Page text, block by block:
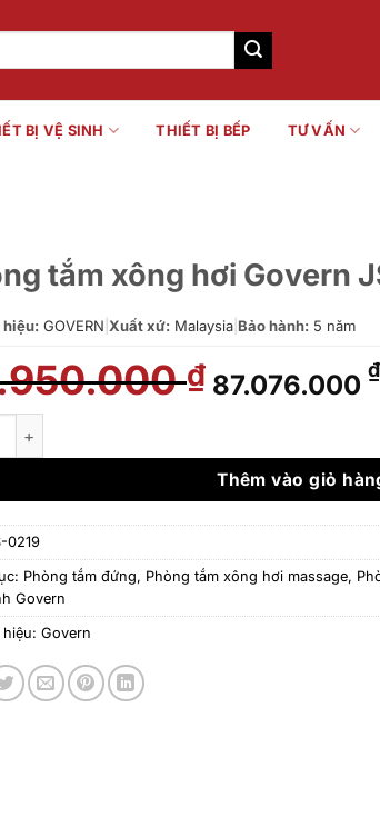
BỊ VỆ SINH THIẾT BỊ BẾP TƯ VẤN
tắm xông hơi Govern
hiệu: GOVERN Xuất xứ: Malaysia Bảo hành: 5 năm
₫ Giá
gốc
98.950.000
87.076.000 ₫
tắm xông hơi Govern JS 0219 số lượng
Thêm vào giỏ
0219
Phòng tắm đứng, Phòng tắm xông hơi massage,
Govern
Govern